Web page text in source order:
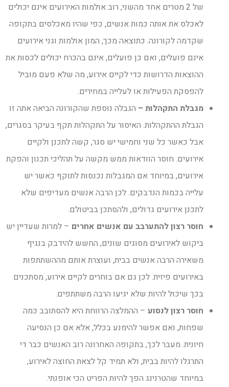
של 2 מטרים אחד מהשני, רוב אולמות האירועים אינם יכולים
לאכלס את אותה כמות אנשים, כפי שהיו מאכלסים בתקופה
שקדמה לקורונה. כתוצאה מכך, המון אולמות וגני אירועים
אינם פועלים, ואם כן פועלים, אינם בהכרח יכולים לכסות את
ההוצאות הדרושות כדי לקיים אירוע, מה שלא פעם מוביל
להפסקת הפעילות או לעלייה במחירים.
מגבלת התקהלות – הגבלה נוספת שהקורונה הביאה אתה זו
הגבלת ההתקהלות. האיסור על התקהלות תקף בעיקר בסגרים,
אבל כאשר כל שני וחמישי יש סגר, קשה לתכנן ולקיים
אירועים. חוסר הוודאות ממש מקשה על תהליכי תכנון והפקת
אירועים, במיוחד אם המגבלות נכנסות לתוקף כאשר יש
עלייה בכמות הנדבקים. לכן הרבה אנשים מעדיפים שלא
לתכנן אירועים גדולים, ולהסתכן בביטולם.
חוסר רצון להתערבב עם אנשים אחרים – למרות שעדיין יש
ביקוש לאירועים מסוגים שונים, החשש להידבק בנגיף
משאירה הרבה אנשים בבית, ועוצרת אותם מההשתתפות
באירועים פיזית. לכן גם אם בוחרים לקיים אירוע, מסתכנים
בכך שיכול להיות שלא יגיעו הרבה משתתפים.
חוסר רצון לנסוע – ההמלצה הרווחת היא להסתובב כמה
שפחות, ואם אפשר להימנע בכלל, אלא אם כן הנסיעה
חיונית. מעבר לכך, בתקופה האחרונה רוב האנשים כבר די
התרגלו להיות בבית, ולא תמיד קל לצאת החוצה לאירוע,
במיוחד שהטרנינג הפך להיות הפריט הכי אופנתי.